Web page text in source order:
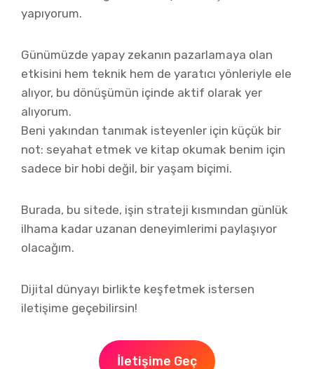
yapıyorum.
Günümüzde yapay zekanın pazarlamaya olan
etkisini hem teknik hem de yaratıcı yönleriyle ele
alıyor, bu dönüşümün içinde aktif olarak yer
alıyorum.
Beni yakından tanımak isteyenler için küçük bir
not: seyahat etmek ve kitap okumak benim için
sadece bir hobi değil, bir yaşam biçimi.
Burada, bu sitede, işin strateji kısmından günlük
ilhama kadar uzanan deneyimlerimi paylaşıyor
olacağım.
Dijital dünyayı birlikte keşfetmek istersen
iletişime geçebilirsin!
İletişime Geç